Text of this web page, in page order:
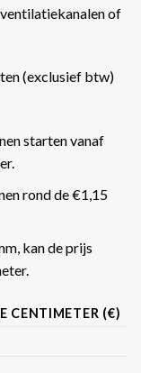
of
(exclusief btw)
starten vanaf
rond de €1,15
kan de prijs
CENTIMETER (€)